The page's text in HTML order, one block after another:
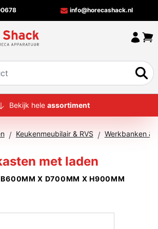
info@horecashack.nl
HOME
MERKEN
OFFERTECHECKER
Bekijk hele assortiment
/ Keukenmeubilair & RVS / Werkbanken &
met laden
X D700MM X H900MM